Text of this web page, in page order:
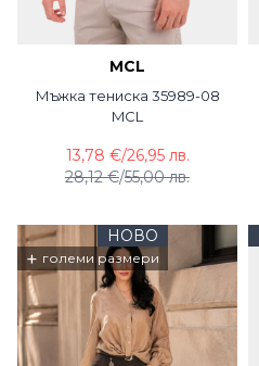
MCL
Мъжка тениска 35989-08
MCL
28,12 €/55,00 лв.
13,78 €/26,95 лв.
НОВО
+ големи размери